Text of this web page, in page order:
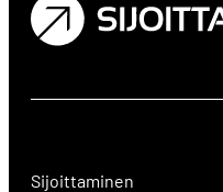
Sijoittaminen